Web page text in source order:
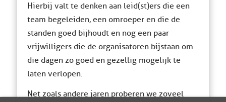
Hierbij valt te denken aan leid(st)ers die een
team begeleiden, een omroeper en die de
standen goed bijhoudt en nog een paar
vrijwilligers die de organisatoren bijstaan om
die dagen zo goed en gezellig mogelijk te
laten verlopen.
Net zoals andere jaren proberen we zoveel